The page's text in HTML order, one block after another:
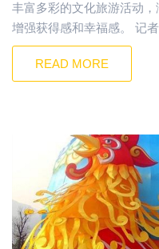
丰富多彩的文化旅游活动
增强获得感和幸福感。 记
READ MORE